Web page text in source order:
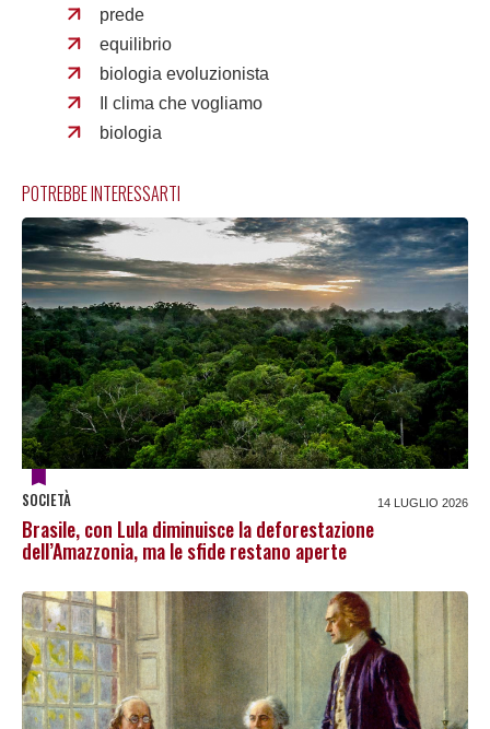
prede
equilibrio
biologia evoluzionista
Il clima che vogliamo
biologia
POTREBBE INTERESSARTI
SOCIETÀ 14 LUGLIO 2026
Brasile, con Lula diminuisce la deforestazione
dell’Amazzonia, ma le sfide restano aperte